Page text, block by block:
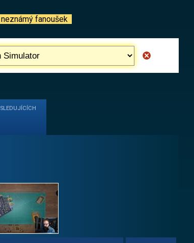
neznámý fanoušek
SLEDUJÍCÍCH